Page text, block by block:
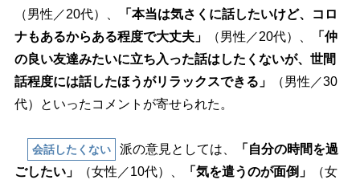
（男性／20代）、
「本当は気さくに話したいけど、コロ
ナもあるからある程度で大丈夫」
（男性／20代）、
「仲
の良い友達みたいに立ち入った話はしたくないが、世間
話程度には話したほうがリラックスできる」
（男性／30
代）といったコメントが寄せられた。
会話したくない 派の意見としては、
「自分の時間を過
ごしたい」
（女性／10代）、 「気を遣うのが面倒」
（女